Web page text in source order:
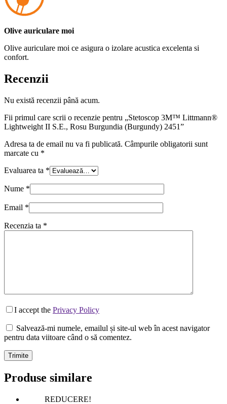
Olive auriculare moi
Olive auriculare moi ce asigura o izolare acustica excelenta si
confort.
Recenzii
Nu există recenzii până acum.
Fii primul care scrii o recenzie pentru „Stetoscop 3M™ Littmann®
Lightweight II S.E., Rosu Burgundia (Burgundy) 2451”
Adresa ta de email nu va fi publicată. Câmpurile obligatorii sunt
marcate cu *
Evaluarea ta *
Nume *
Email *
Recenzia ta *
I accept the Privacy Policy
Salvează-mi numele, emailul și site-ul web în acest navigator
pentru data viitoare când o să comentez.
Trimite
Produse similare
REDUCERE!